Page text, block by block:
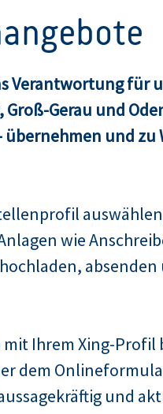
Verantwortung für
Gerau und
übernehmen und
wie
Ihrem Xing-
dem
und